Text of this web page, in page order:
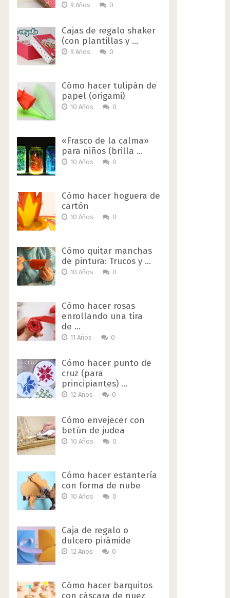
9 Años 0
Cajas de regalo shaker
(con plantillas y …
9 Años 0
Cómo hacer tulipán de
papel (origami)
10 Años 0
«Frasco de la calma»
para niños (brilla …
10 Años 0
Cómo hacer hoguera de
cartón
10 Años 0
Cómo quitar manchas
de pintura: Trucos y …
10 Años 0
Cómo hacer rosas
enrollando una tira
de …
11 Años 0
Cómo hacer punto de
cruz (para
principiantes) …
12 Años 0
Cómo envejecer con
betún de judea
10 Años 0
Cómo hacer estantería
con forma de nube
10 Años 0
Caja de regalo o
dulcero pirámide
12 Años 0
Cómo hacer barquitos
con cáscara de nuez